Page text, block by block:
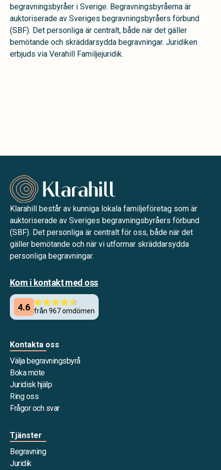
begravningsbyråer i Sverige. Begravningsbyråerna är
auktoriserade av Sveriges begravningsbyråers förbund
(SBF). Det personliga är centralt, både när det gäller
bemötande och skräddarsydda begravningar. Juridiken
erbjuds via Verahill Familjejuridik.
Klarahill består av kunniga lokala familjeföretag som är
auktoriserade av Sveriges begravningsbyråers förbund
(SBF). Det personliga är centralt för oss, både när det
gäller bemötande och när vi utformar skräddarsydda
personliga begravningar.
Kom i kontakt med oss
Kontakta oss
Välja begravningsbyrå
Boka möte
Juridisk hjälp
Ring oss
Frågor och svar
Tjänster
Begravning
Juridik